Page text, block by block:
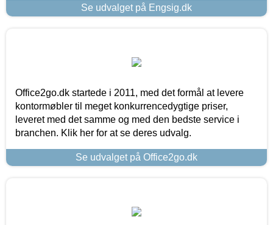
Se udvalget på Engsig.dk
Office2go.dk startede i 2011, med det formål at levere
kontormøbler til meget konkurrencedygtige priser,
leveret med det samme og med den bedste service i
branchen. Klik her for at se deres udvalg.
Se udvalget på Office2go.dk